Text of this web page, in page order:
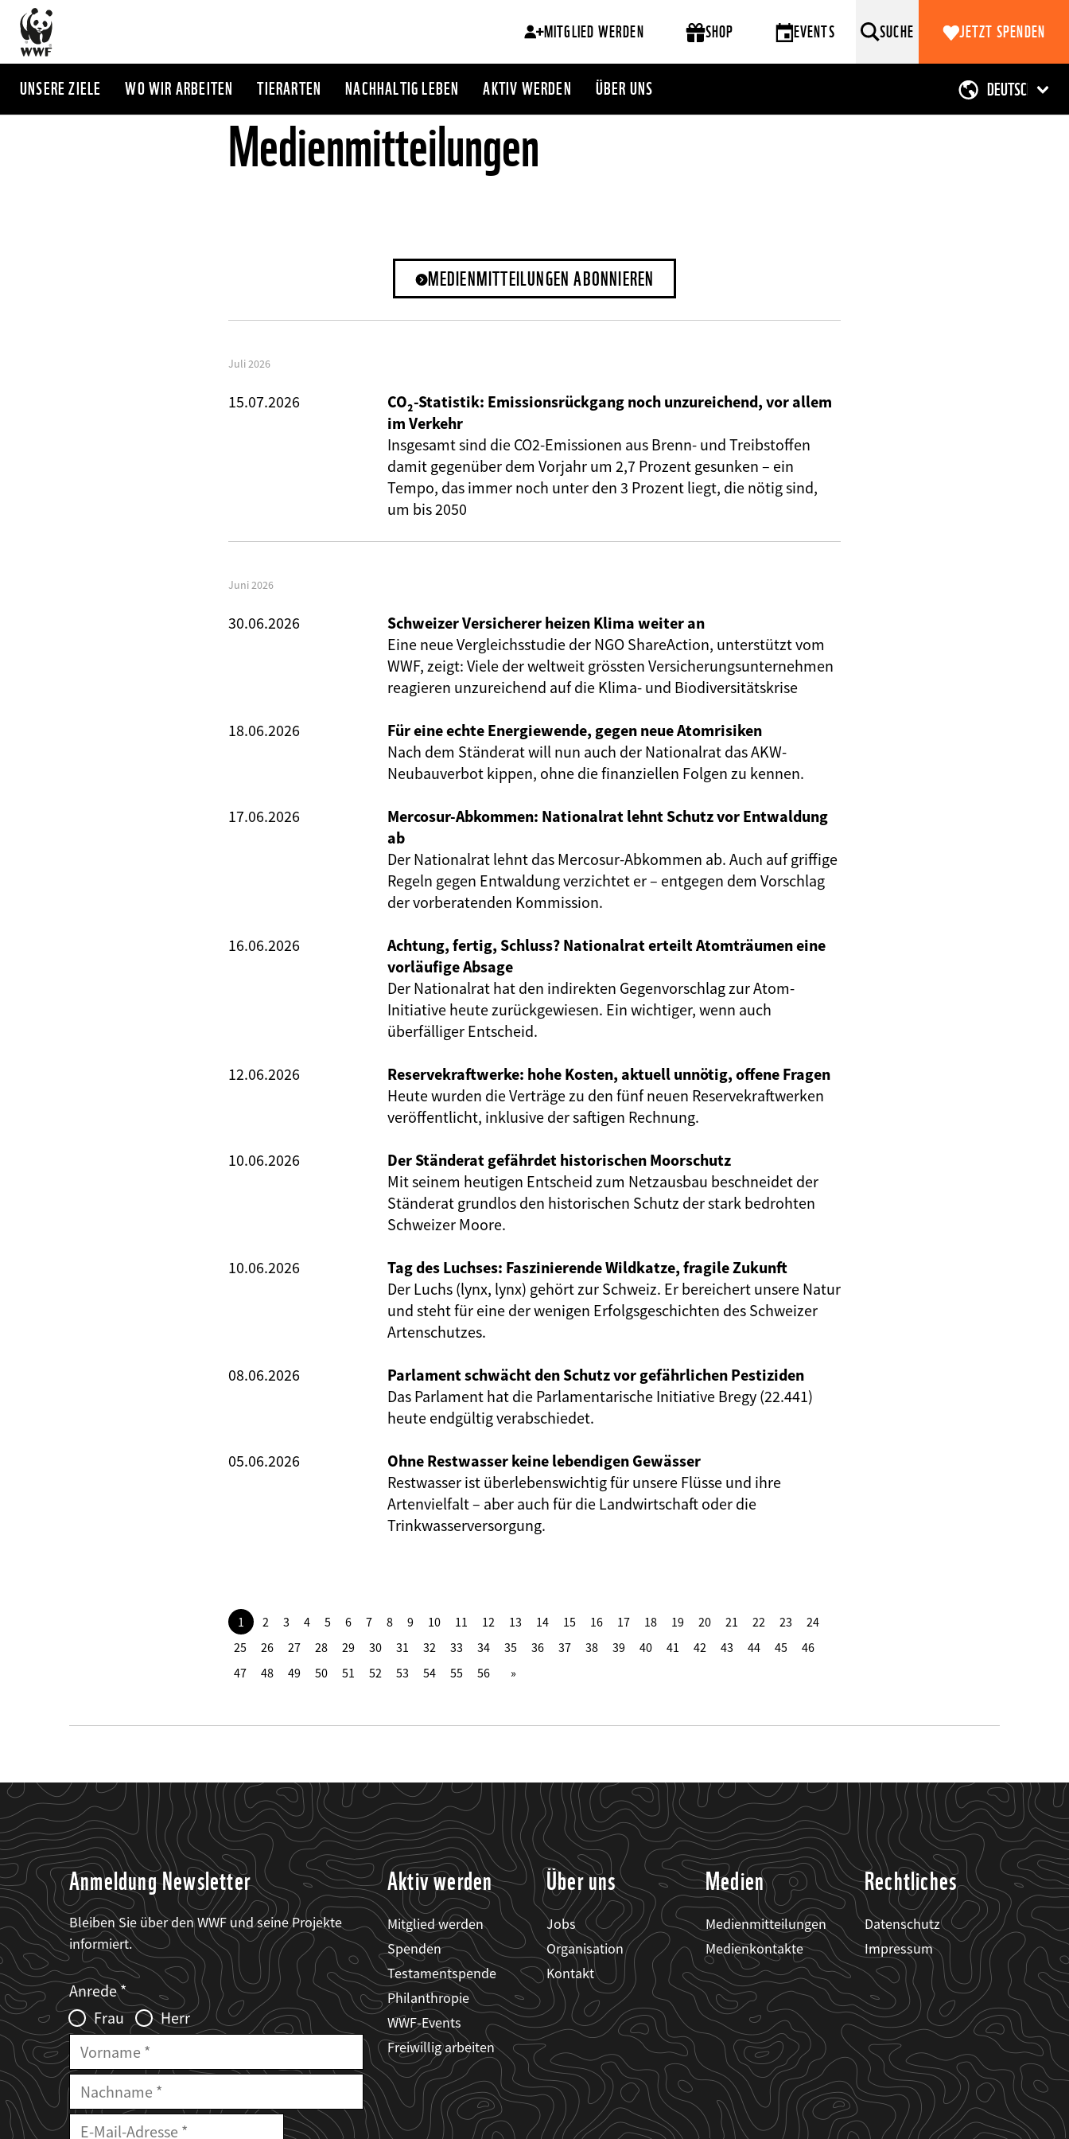
Direkt
zum
Inhalt
MITGLIED WERDEN SHOP EVENTS SUCHE JETZT SPENDEN
UNSERE ZIELE WO WIR ARBEITEN TIERARTEN NACHHALTIG LEBEN AKTIV WERDEN ÜBER UNS
Medienmitteilungen
MEDIENMITTEILUNGEN ABONNIEREN
Juli 2026
15.07.2026
CO₂-Statistik: Emissionsrückgang noch unzureichend, vor allem
im Verkehr
Insgesamt sind die CO2-Emissionen aus Brenn- und Treibstoffen
damit gegenüber dem Vorjahr um 2,7 Prozent gesunken – ein
Tempo, das immer noch unter den 3 Prozent liegt, die nötig sind,
um bis 2050
Juni 2026
30.06.2026
Schweizer Versicherer heizen Klima weiter an
Eine neue Vergleichsstudie der NGO ShareAction, unterstützt vom
WWF, zeigt: Viele der weltweit grössten Versicherungsunternehmen
reagieren unzureichend auf die Klima- und Biodiversitätskrise
18.06.2026
Für eine echte Energiewende, gegen neue Atomrisiken
Nach dem Ständerat will nun auch der Nationalrat das AKW-
Neubauverbot kippen, ohne die finanziellen Folgen zu kennen.
17.06.2026
Mercosur-Abkommen: Nationalrat lehnt Schutz vor Entwaldung
ab
Der Nationalrat lehnt das Mercosur-Abkommen ab. Auch auf griffige
Regeln gegen Entwaldung verzichtet er – entgegen dem Vorschlag
der vorberatenden Kommission.
16.06.2026
Achtung, fertig, Schluss? Nationalrat erteilt Atomträumen eine
vorläufige Absage
Der Nationalrat hat den indirekten Gegenvorschlag zur Atom-
Initiative heute zurückgewiesen. Ein wichtiger, wenn auch
überfälliger Entscheid.
12.06.2026
Reservekraftwerke: hohe Kosten, aktuell unnötig, offene Fragen
Heute wurden die Verträge zu den fünf neuen Reservekraftwerken
veröffentlicht, inklusive der saftigen Rechnung.
10.06.2026
Der Ständerat gefährdet historischen Moorschutz
Mit seinem heutigen Entscheid zum Netzausbau beschneidet der
Ständerat grundlos den historischen Schutz der stark bedrohten
Schweizer Moore.
10.06.2026
Tag des Luchses: Faszinierende Wildkatze, fragile Zukunft
Der Luchs (lynx, lynx) gehört zur Schweiz. Er bereichert unsere Natur
und steht für eine der wenigen Erfolgsgeschichten des Schweizer
Artenschutzes.
08.06.2026
Parlament schwächt den Schutz vor gefährlichen Pestiziden
Das Parlament hat die Parlamentarische Initiative Bregy (22.441)
heute endgültig verabschiedet.
05.06.2026
Ohne Restwasser keine lebendigen Gewässer
Restwasser ist überlebenswichtig für unsere Flüsse und ihre
Artenvielfalt – aber auch für die Landwirtschaft oder die
Trinkwasserversorgung.
1 2 3 4 5 6 7 8 9 10 11 12 13 14 15 16 17 18 19 20 21 22 23
24
25
26 27 28 29 30 31 32 33 34 35 36 37 38 39 40 41 42 43 44 45
46
47
48 49 50 51 52 53 54 55 56
Anmeldung Newsletter
Bleiben Sie über den WWF und seine Projekte
informiert.
Web2Case
Infofelder
Fieldset
anrede_name
Anrede
Frau
Herr
Vorname
Nachname
E-
Mailadresse
Aktiv werden
Mitglied werden
Spenden
Testamentspende
Philanthropie
WWF-Events
Freiwillig arbeiten
Über uns
Jobs
Organisation
Kontakt
Medien
Medienmitteilungen
Medienkontakte
Rechtliches
Datenschutz
Impressum